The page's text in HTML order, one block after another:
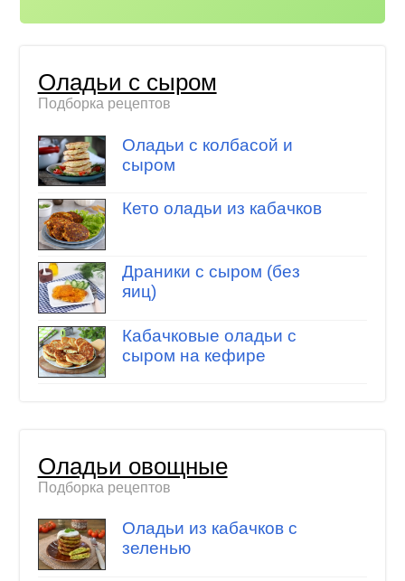
Оладьи с сыром
Подборка рецептов
Оладьи с колбасой и
сыром
Кето оладьи из кабачков
Драники с сыром (без
яиц)
Кабачковые оладьи с
сыром на кефире
Оладьи овощные
Подборка рецептов
Оладьи из кабачков с
зеленью